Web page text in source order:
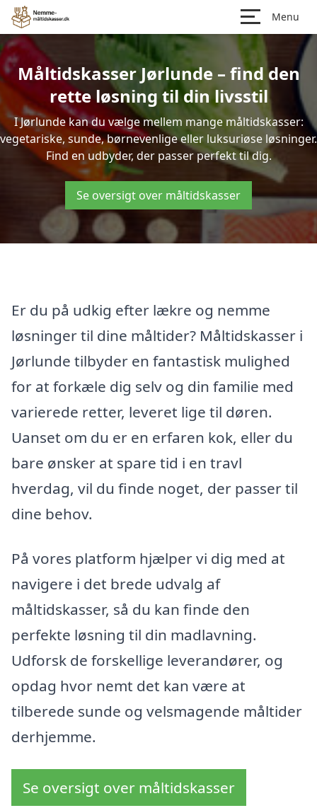
Menu
Måltidskasser Jørlunde – find den
rette løsning til din livsstil
I Jørlunde kan du vælge mellem mange måltidskasser:
vegetariske, sunde, børnevenlige eller luksuriøse løsninger.
Find en udbyder, der passer perfekt til dig.
Se oversigt over måltidskasser
Er du på udkig efter lækre og nemme
løsninger til dine måltider? Måltidskasser i
Jørlunde tilbyder en fantastisk mulighed
for at forkæle dig selv og din familie med
varierede retter, leveret lige til døren.
Uanset om du er en erfaren kok, eller du
bare ønsker at spare tid i en travl
hverdag, vil du finde noget, der passer til
dine behov.
På vores platform hjælper vi dig med at
navigere i det brede udvalg af
måltidskasser, så du kan finde den
perfekte løsning til din madlavning.
Udforsk de forskellige leverandører, og
opdag hvor nemt det kan være at
tilberede sunde og velsmagende måltider
derhjemme.
Se oversigt over måltidskasser